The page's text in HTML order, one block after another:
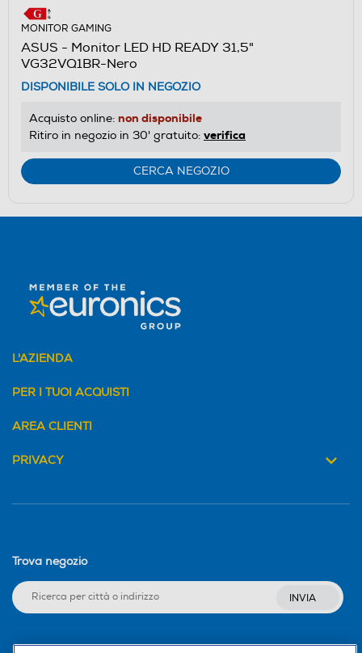
MONITOR GAMING
ASUS - Monitor LED HD READY 31,5"
VG32VQ1BR-Nero
DISPONIBILE SOLO IN NEGOZIO
Acquisto online: non disponibile
Ritiro in negozio in 30' gratuito: verifica
CERCA NEGOZIO
L'AZIENDA
PER I TUOI ACQUISTI
AREA CLIENTI
PRIVACY
Trova negozio
INVIA